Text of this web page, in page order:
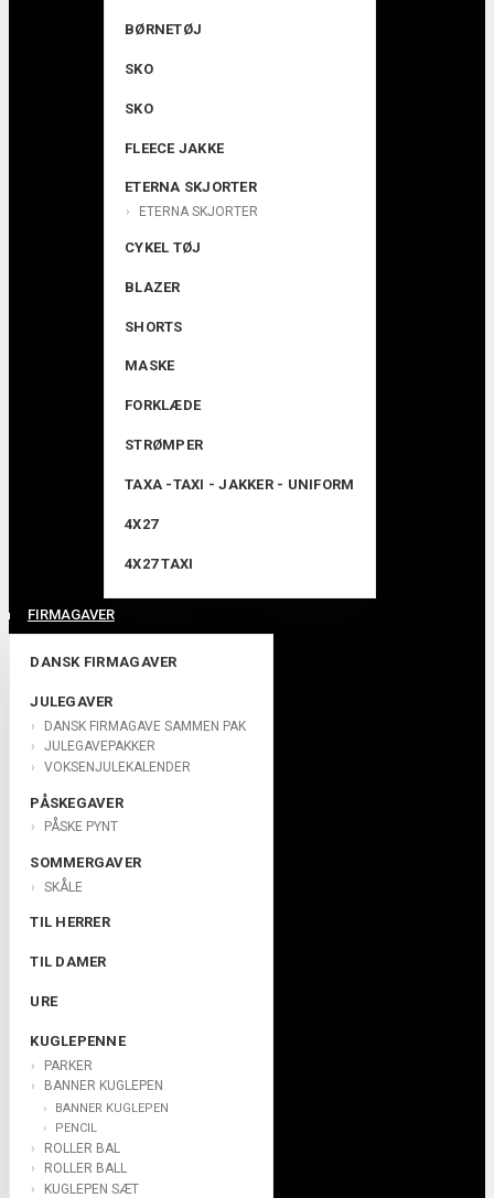
FIRMAGAVER
DANSK FIRMAGAVER
JULEGAVER
DANSK FIRMAGAVE SAMMEN PAK
JULEGAVEPAKKER
VOKSENJULEKALENDER
PÅSKEGAVER
PÅSKE PYNT
SOMMERGAVER
SKÅLE
TIL HERRER
TIL DAMER
URE
KUGLEPENNE
PARKER
BANNER KUGLEPEN
BANNER KUGLEPEN
PENCIL
ROLLER BAL
ROLLER BALL
KUGLEPEN SÆT
BØRNETØJ
SKO
SKO
FLEECE JAKKE
ETERNA SKJORTER
ETERNA SKJORTER
CYKEL TØJ
BLAZER
SHORTS
MASKE
FORKLÆDE
STRØMPER
TAXA -TAXI - JAKKER - UNIFORM
4X27
4X27 TAXI